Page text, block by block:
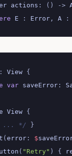
actions : () ->
E : Error , A :
: View {
var saveError :
View {
... */
}
( error : $
( "Retry" ) {